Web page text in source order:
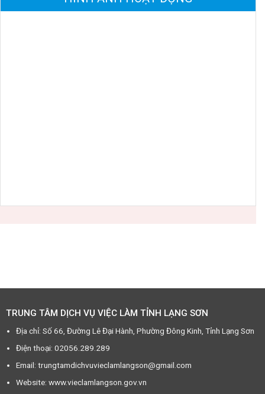
TRUNG TÂM DỊCH VỤ VIỆC LÀM TỈNH LẠNG SƠN
Địa chỉ: Số 66, Đường Lê Đại Hành, Phường Đông Kinh, Tỉnh Lạng Sơn
Điện thoại: 02056.289.289
Email: trungtamdichvuvieclamlangson@gmail.com
Website: www.vieclamlangson.gov.vn